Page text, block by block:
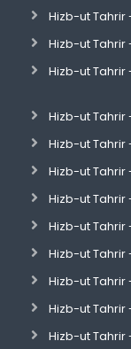
Hizb-ut Tahrir
Hizb-ut Tahrir
Hizb-ut Tahrir
Hizb-ut Tahrir
Hizb-ut Tahrir
Hizb-ut Tahrir
Hizb-ut Tahrir
Hizb-ut Tahrir
Hizb-ut Tahrir
Hizb-ut Tahrir
Hizb-ut Tahrir
Hizb-ut Tahrir